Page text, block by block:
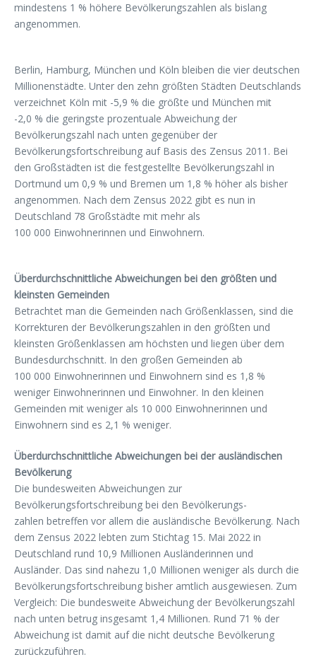
mindestens 1 % höhere Bevölkerungszahlen als bislang
angenommen.
Berlin, Hamburg, München und Köln bleiben die vier deutschen
Millionenstädte. Unter den zehn größten Städten Deutschlands
verzeichnet Köln mit -5,9 % die größte und München mit
-2,0 % die geringste prozentuale Abweichung der
Bevölkerungszahl nach unten gegenüber der
Bevölkerungsfortschreibung auf Basis des Zensus 2011. Bei
den Großstädten ist die festgestellte Bevölkerungszahl in
Dortmund um 0,9 % und Bremen um 1,8 % höher als bisher
angenommen. Nach dem Zensus 2022 gibt es nun in
Deutschland 78 Großstädte mit mehr als
100 000 Einwohnerinnen und Einwohnern.
Überdurchschnittliche Abweichungen bei den größten und
kleinsten Gemeinden
Betrachtet man die Gemeinden nach Größenklassen, sind die
Korrekturen der Bevölkerungszahlen in den größten und
kleinsten Größenklassen am höchsten und liegen über dem
Bundesdurchschnitt. In den großen Gemeinden ab
100 000 Einwohnerinnen und Einwohnern sind es 1,8 %
weniger Einwohnerinnen und Einwohner. In den kleinen
Gemeinden mit weniger als 10 000 Einwohnerinnen und
Einwohnern sind es 2,1 % weniger.
Überdurchschnittliche Abweichungen bei der ausländischen
Bevölkerung
Die bundesweiten Abweichungen zur
Bevölkerungsfortschreibung bei den Bevölkerungs-
zahlen betreffen vor allem die ausländische Bevölkerung. Nach
dem Zensus 2022 lebten zum Stichtag 15. Mai 2022 in
Deutschland rund 10,9 Millionen Ausländerinnen und
Ausländer. Das sind nahezu 1,0 Millionen weniger als durch die
Bevölkerungsfortschreibung bisher amtlich ausgewiesen. Zum
Vergleich: Die bundesweite Abweichung der Bevölkerungszahl
nach unten betrug insgesamt 1,4 Millionen. Rund 71 % der
Abweichung ist damit auf die nicht deutsche Bevölkerung
zurückzuführen.